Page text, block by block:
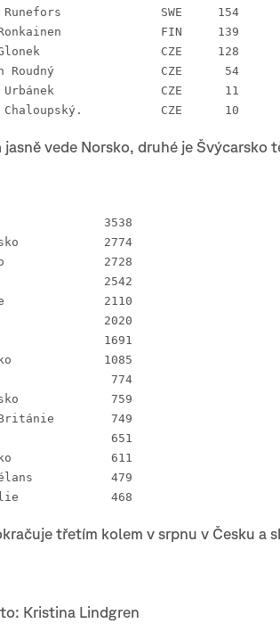
14 Gustav Runefors 		SWE 	154
15 Aarni Ronkainen 		FIN 	139
19 Jakub Glonek 		CZE 	128
43. Martin Roudný 		CZE	 54
63. Tomáš Urbánek 		CZE	 11
65. Jakub Chaloupský.		CZE	 10
jasně vede Norsko, druhé je Švýcarsko
1 Norsko		3538
2 Švýcarsko 		2774
3 Švédsko 		2728
4 Finsko 		2542
5 Francie 		2110
6 Česko 		2020
7 Dánsko 		1691
8 Maďarsko 		1085
9 Polsko 		 774
10 Španělsko 		 759
11 Velká Británie 	 749
12 Itálie 		 651
13 Rakousko 		 611
14 Nový Zélans		 479
15 Austrálie		 468
třetím kolem v srpnu v Česku a
Kristina Lindgren